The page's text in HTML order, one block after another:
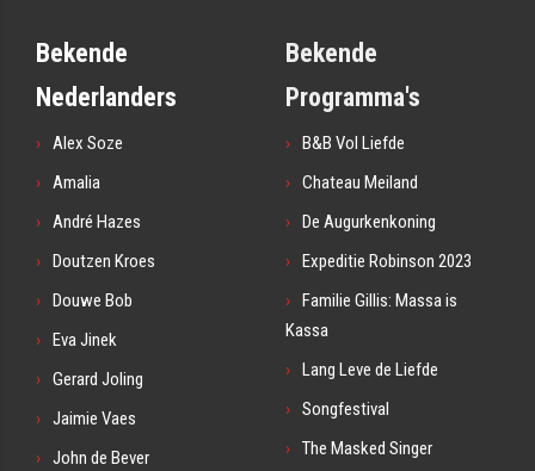
Bekende
Nederlanders
Alex Soze
Amalia
André Hazes
Doutzen Kroes
Douwe Bob
Eva Jinek
Gerard Joling
Jaimie Vaes
John de Bever
Bekende
Programma's
B&B Vol Liefde
Chateau Meiland
De Augurkenkoning
Expeditie Robinson 2023
Familie Gillis: Massa is
Kassa
Lang Leve de Liefde
Songfestival
The Masked Singer